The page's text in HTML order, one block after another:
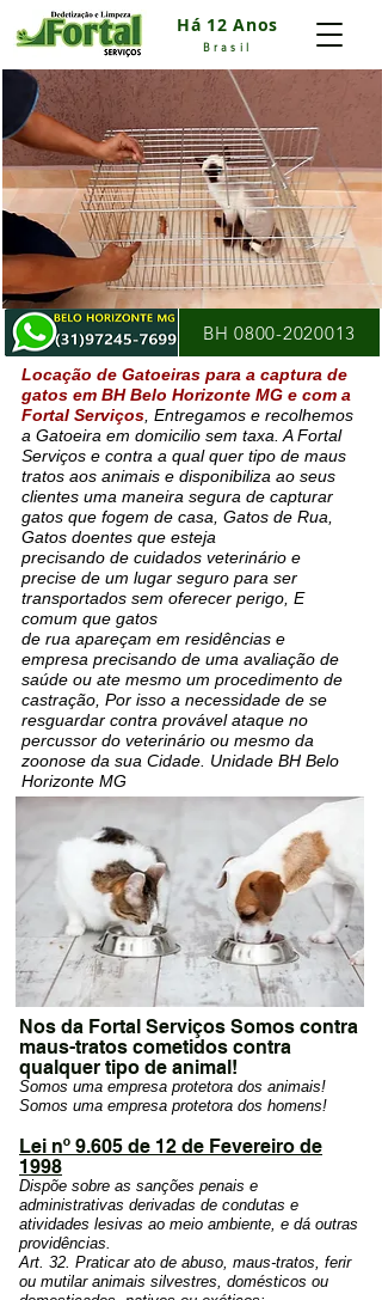
Há 12 Anos
Brasil
BH 0800-2020013
Locação de Gatoeiras para a captura de
gatos em BH Belo Horizonte MG e com a
Fortal Serviços , Entregamos e recolhemos
a Gatoeira em domicilio sem taxa. A Fortal
Serviços e contra a qual quer tipo de maus
tratos aos animais e disponibiliza ao seus
clientes uma maneira segura de capturar
gatos que fogem de casa, Gatos de Rua,
Gatos doentes que esteja
precisando de cuidados veterinário e
precise de um lugar seguro para ser
transportados sem oferecer perigo, E
comum que gatos
de rua apareçam em residências e
empresa precisando de uma avaliação de
saúde ou ate mesmo um procedimento de
castração, Por isso a necessidade de se
resguardar contra provável ataque no
percussor do veterinário ou mesmo da
zoonose da sua Cidade. Unidade BH Belo
Horizonte MG
Nos da Fortal Serviços Somos contra
maus-tratos cometidos contra
qualquer tipo de animal!
Somos uma empresa protetora dos animais!
Somos uma empresa protetora dos homens!
Lei nº 9.605 de 12 de Fevereiro de
1998
Dispõe sobre as sanções penais e
administrativas derivadas de condutas e
atividades lesivas ao meio ambiente, e dá outras
providências.
Art. 32. Praticar ato de abuso, maus-tratos, ferir
ou mutilar animais silvestres, domésticos ou